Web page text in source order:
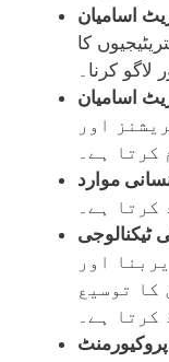
اسامیان
کا
لاگو کرنا۔
اسامیان
اور
ہے۔
موارد
ہے۔
اور
کا توسیع
ہے۔
پروکیورمنٹ